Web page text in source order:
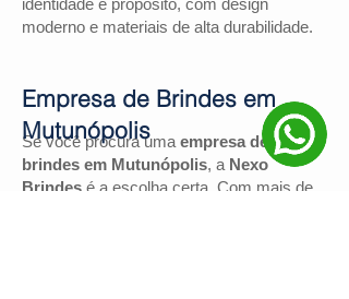
identidade e propósito, com design
moderno e materiais de alta durabilidade.
Se você procura uma empresa de
brindes em Mutunópolis, a Nexo
Brindes é a escolha certa. Com mais de
Empresa de Brindes em
Mutunópolis